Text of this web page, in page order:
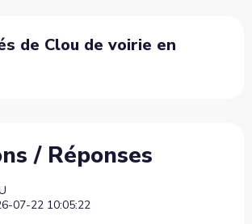
de Clou de voirie en
/ Réponses
07-22 10:05:22